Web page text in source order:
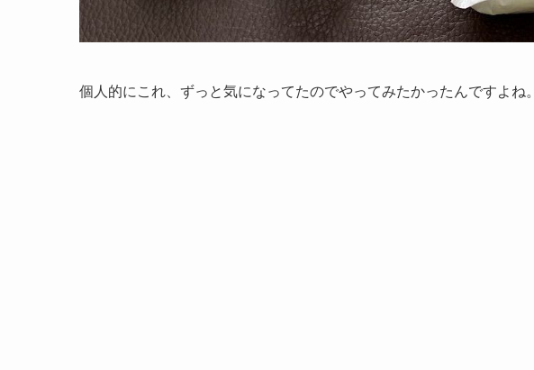
個人的にこれ、ずっと気になってたのでやってみたかったんですよね。